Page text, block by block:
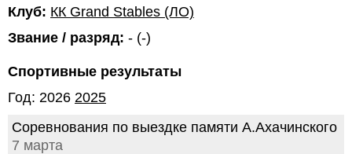
Клуб: КК Grand Stables (ЛО)
Звание / разряд: - (-)
Спортивные результаты
Год: 2026 2025
Соревнования по выездке памяти А.Ахачинского
7 марта